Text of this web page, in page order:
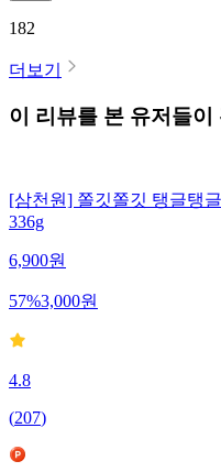
182
더보기
이 리뷰를 본 유저들
[삼천원] 쫄깃쫄깃 탱글탱
336g
6,900원
57%3,000원
4.8
(207)